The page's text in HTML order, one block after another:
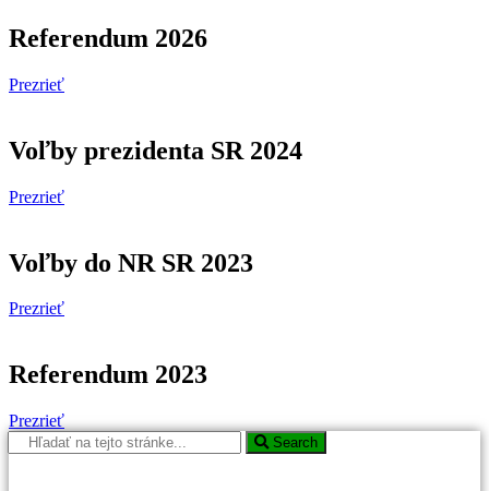
Referendum 2026
Prezrieť
Voľby prezidenta SR 2024
Prezrieť
Voľby do NR SR 2023
Prezrieť
Referendum 2023
Prezrieť
Search